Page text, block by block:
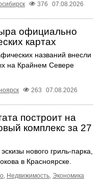
376 07.08.2026
официально
картах
названий внесли
на Крайнем Севере
263 07.08.2026
построит на
комплекс за 27
нового гриль-парка,
в Красноярске.
, Недвижимость, Экономика